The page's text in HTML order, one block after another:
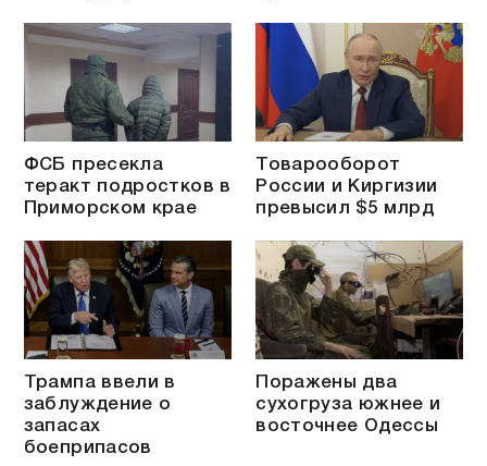
ФСБ пресекла
теракт подростков в
Приморском крае
Товарооборот
России и Киргизии
превысил $5 млрд
Трампа ввели в
заблуждение о
запасах
боеприпасов
Поражены два
сухогруза южнее и
восточнее Одессы